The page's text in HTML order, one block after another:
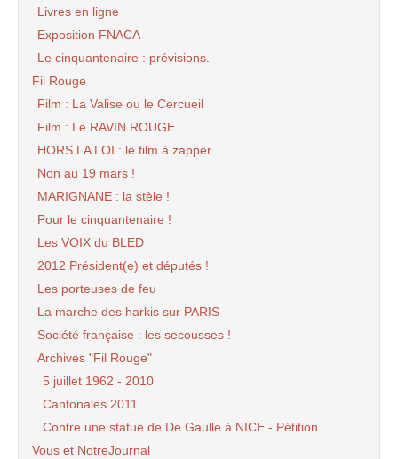
Livres en ligne
Exposition FNACA
Le cinquantenaire : prévisions.
Fil Rouge
Film : La Valise ou le Cercueil
Film : Le RAVIN ROUGE
HORS LA LOI : le film à zapper
Non au 19 mars !
MARIGNANE : la stèle !
Pour le cinquantenaire !
Les VOIX du BLED
2012 Président(e) et députés !
Les porteuses de feu
La marche des harkis sur PARIS
Société française : les secousses !
Archives "Fil Rouge"
5 juillet 1962 - 2010
Cantonales 2011
Contre une statue de De Gaulle à NICE - Pétition
Vous et NotreJournal